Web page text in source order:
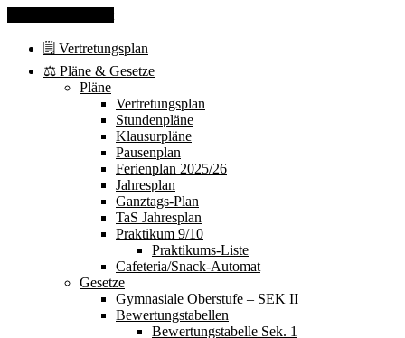
🗒 Vertretungsplan
⚖️ Pläne & Gesetze
Pläne
Vertretungsplan
Stundenpläne
Klausurpläne
Pausenplan
Ferienplan 2025/26
Jahresplan
Ganztags-Plan
TaS Jahresplan
Praktikum 9/10
Praktikums-Liste
Cafeteria/Snack-Automat
Gesetze
Gymnasiale Oberstufe – SEK II
Bewertungstabellen
Bewertungstabelle Sek. 1